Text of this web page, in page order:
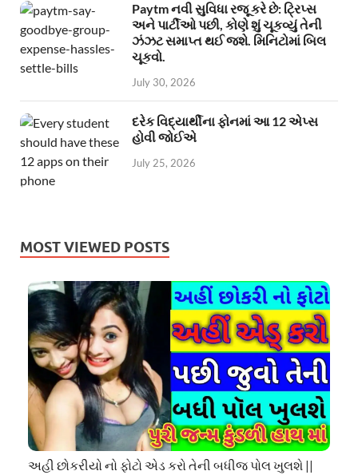
Paytm નવી સુવિધા રજૂ કરે છે: ટ્રિપ્સ
અને પાર્ટીઓ પછી, કોણે શું ચૂકવ્યું તેની
ઝંઝટ સમાપ્ત થઈ જશે. મિનિટોમાં બિલ
ચૂકવો.
July 30, 2026
દરેક વિદ્યાર્થીના ફોનમાં આ 12 એપ્સ
હોવી જોઈએ
July 25, 2026
MOST VIEWED POSTS
અહી છોકરીયો નો ફોટો એડ કરો તેની બધીજ પોલ ખુલશે ||